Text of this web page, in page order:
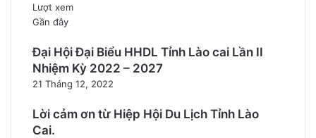
Lượt xem
Gần đây
Đại Hội Đại Biểu HHDL Tỉnh Lào cai Lần II
Nhiệm Kỳ 2022 – 2027
21 Tháng 12, 2022
Lời cảm ơn từ Hiệp Hội Du Lịch Tỉnh Lào
Cai.